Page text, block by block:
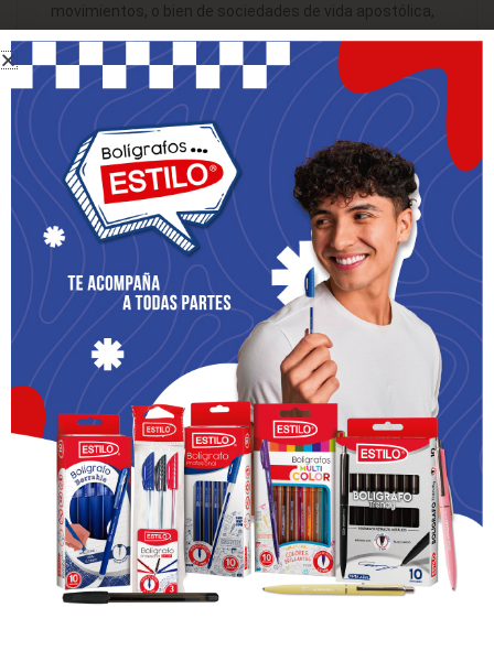
movimientos, o bien de sociedades de vida apostólica,
entre otras experiencias de vida en común suscitadas
por el Espíritu Santo en el seno de la Iglesia, tenemos
un referente de ello en nuestros propios fundadores.
Así nosotros en tanto que eudistas en la persona de
san Juan Eudes (1601-1680), del cual trascribimos la
siguiente nota biográfica tomada de las
Constituciones de la Congregación de Jesús y María
(edición de 2019).Podemos concluir con una oración a
este santo, pero no sin antes reparar en esto: La Iglesia
permanentemente nos está presentando referentes
de santidad, hombres y mujeres, desde niños a
ancianos, y de diferentes profesiones y estados de
vida, célibes, casados…
Bien, una cuestión en dos enunciados: 1. ¿Me he
acercado a la vida de
alguno(s)? O bien: 2. ¿Considero, consciente o
inconscientemente, que la santidad es un llamado
ajeno/distante a mi propia vida? Pensémoslo.
Dios de bondad, que diste a san Juan Eudes un
admirable espíritu apostólico para promover el culto de
los Sagrados Corazones de Jesús y de María, y por Él